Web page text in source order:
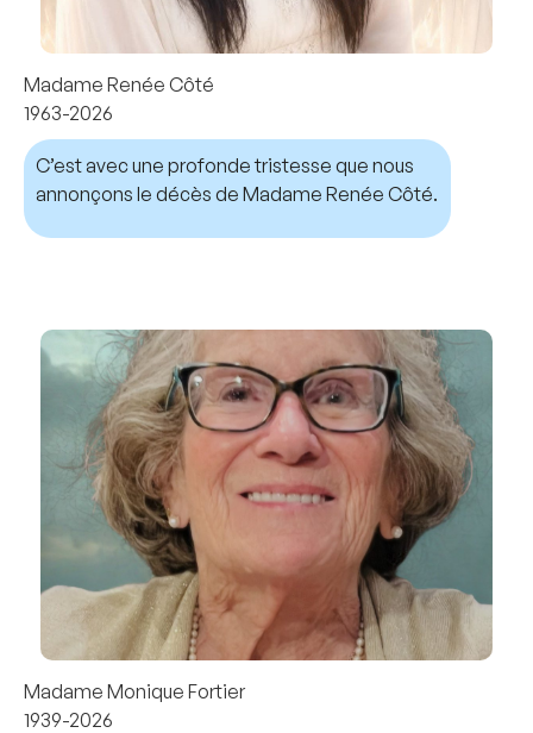
Madame Renée Côté
1963-2026
C’est avec une profonde tristesse que nous
annonçons le décès de Madame Renée Côté.
Madame Monique Fortier
1939-2026